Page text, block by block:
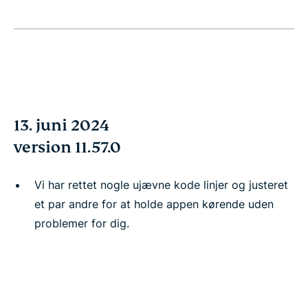
13. juni 2024
version 11.57.0
Vi har rettet nogle ujævne kode linjer og justeret
et par andre for at holde appen kørende uden
problemer for dig.